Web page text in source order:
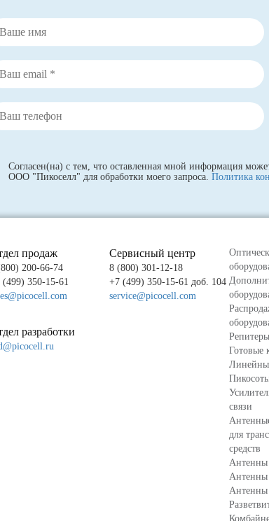
Согласен(на) с тем, что оставленная мной информация
ООО "Пикоселл" для обработки моего запроса. Политика
продаж
200-66-74
(499) 350-15-61
Сервисный центр
8 (800) 301-12-18
+7 (499) 350-15-61 доб. 104
service@picocell.com
разработки
Репитеры
Готовые
связи
для
средств
Антенны
Антенны